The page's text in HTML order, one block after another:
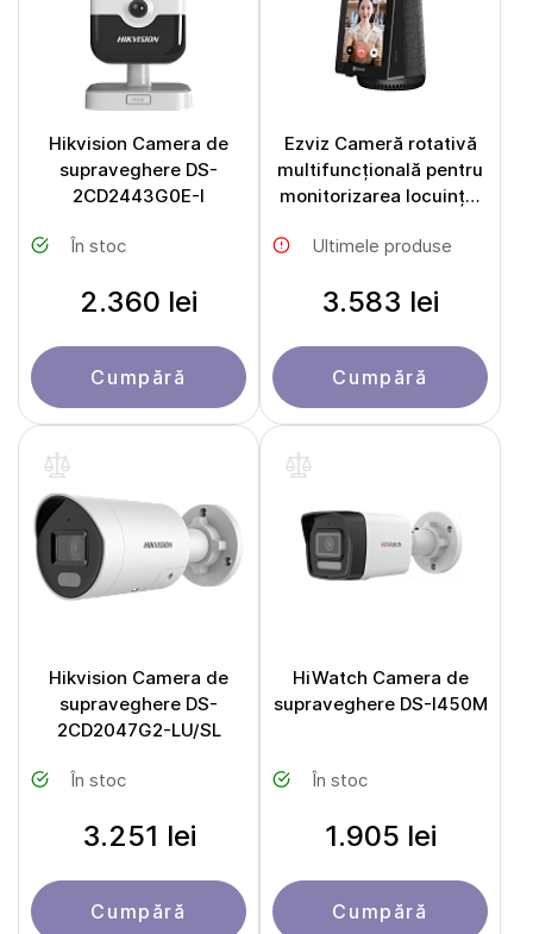
Hikvision Camera de
supraveghere DS-
2CD2443G0E-I
În stoc
2.360 lei
Cumpără
Ezviz Cameră rotativă
multifuncțională pentru
monitorizarea locuinței
(S10)
Ultimele produse
3.583 lei
Cumpără
Hikvision Camera de
supraveghere DS-
2CD2047G2-LU/SL
În stoc
3.251 lei
Cumpără
HiWatch Camera de
supraveghere DS-I450M
În stoc
1.905 lei
Cumpără